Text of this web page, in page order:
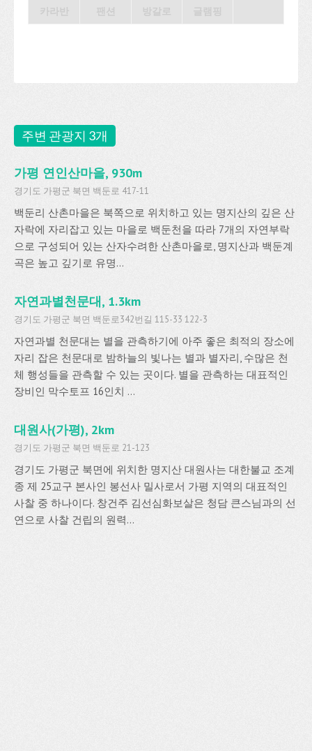
주변 관광지 3개
가평 연인산마을, 930m
경기도 가평군 북면 백둔로 417-11
백둔리 산촌마을은 북쪽으로 위치하고 있는 명지산의 깊은 산
자락에 자리잡고 있는 마을로 백둔천을 따라 7개의 자연부락
으로 구성되어 있는 산자수려한 산촌마을로, 명지산과 백둔계
곡은 높고 깊기로 유명...
자연과별천문대, 1.3km
경기도 가평군 북면 백둔로342번길 115-33 122-3
자연과별 천문대는 별을 관측하기에 아주 좋은 최적의 장소에
자리 잡은 천문대로 밤하늘의 빛나는 별과 별자리, 수많은 천
체 행성들을 관측할 수 있는 곳이다. 별을 관측하는 대표적인
장비인 막수토프 16인치 ...
대원사(가평), 2km
경기도 가평군 북면 백둔로 21-123
경기도 가평군 북면에 위치한 명지산 대원사는 대한불교 조계
종 제 25교구 본사인 봉선사 밀사로서 가평 지역의 대표적인
사찰 중 하나이다. 창건주 김선심화보살은 청담 큰스님과의 선
연으로 사찰 건립의 원력...